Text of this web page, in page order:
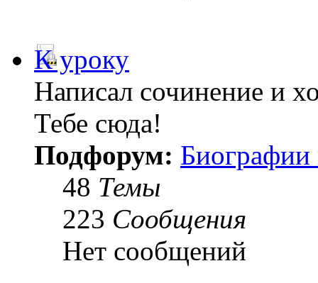
К уроку
Написал сочинение и
Тебе сюда!
Подфорум: Биографии
48 Темы
223 Сообщения
Нет сообщений